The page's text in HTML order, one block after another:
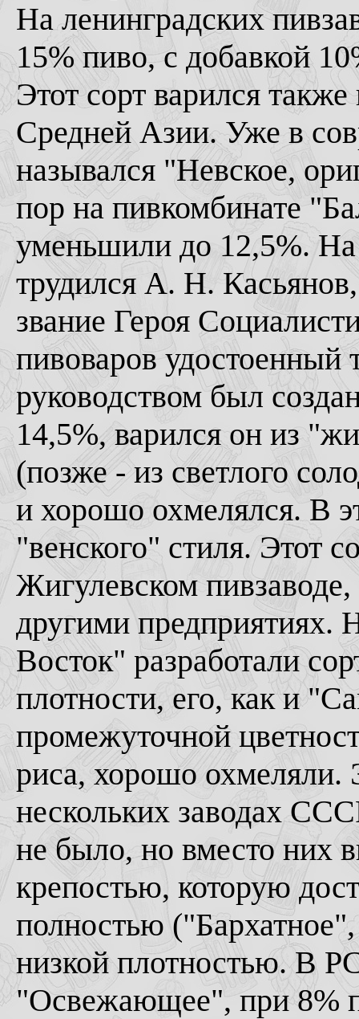
На ленинградских
15% пиво, с добавкой
Этот сорт варился
Средней Азии. Уже в
назывался "Невское,
пор на пивкомбинате
уменьшили до 12,5%. На
трудился А. Н.
звание Героя
пивоваров удостоенный
руководством был
14,5%, варился он из
(позже - из светлого
и хорошо охмелялся. В
"венского" стиля. Этот
Жигулевском
другими предприятиях.
Восток" разработали
плотности, его, как и
промежуточной
риса, хорошо охмеляли.
нескольких заводах
не было, но вместо них
крепостью, которую
полностью
низкой плотностью. В
"Освежающее", при 8%